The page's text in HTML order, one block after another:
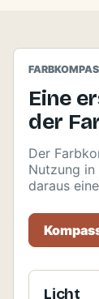
Eine
der
Der
Nutzung
daraus
Licht